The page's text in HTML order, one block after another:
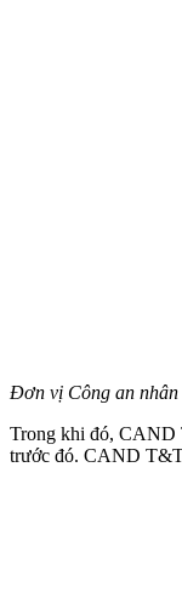
Đơn vị Công an
Trong khi đó, CAND
trước đó. CAND T&T